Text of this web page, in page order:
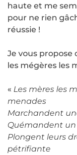
haute et me
pour ne rien
réussie !
Je vous propose
les mégères les
« Les mères les
menades
Marchandent
Quémandent
Plongent leurs
pétrifiante